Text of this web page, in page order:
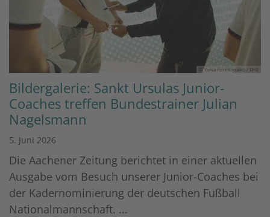
© Yuliia Perekopaiko / DFB
Bildergalerie: Sankt Ursulas Junior-
Coaches treffen Bundestrainer Julian
Nagelsmann
5. Juni 2026
Die Aachener Zeitung berichtet in einer aktuellen
Ausgabe vom Besuch unserer Junior-Coaches bei
der Kadernominierung der deutschen Fußball
Nationalmannschaft. ...